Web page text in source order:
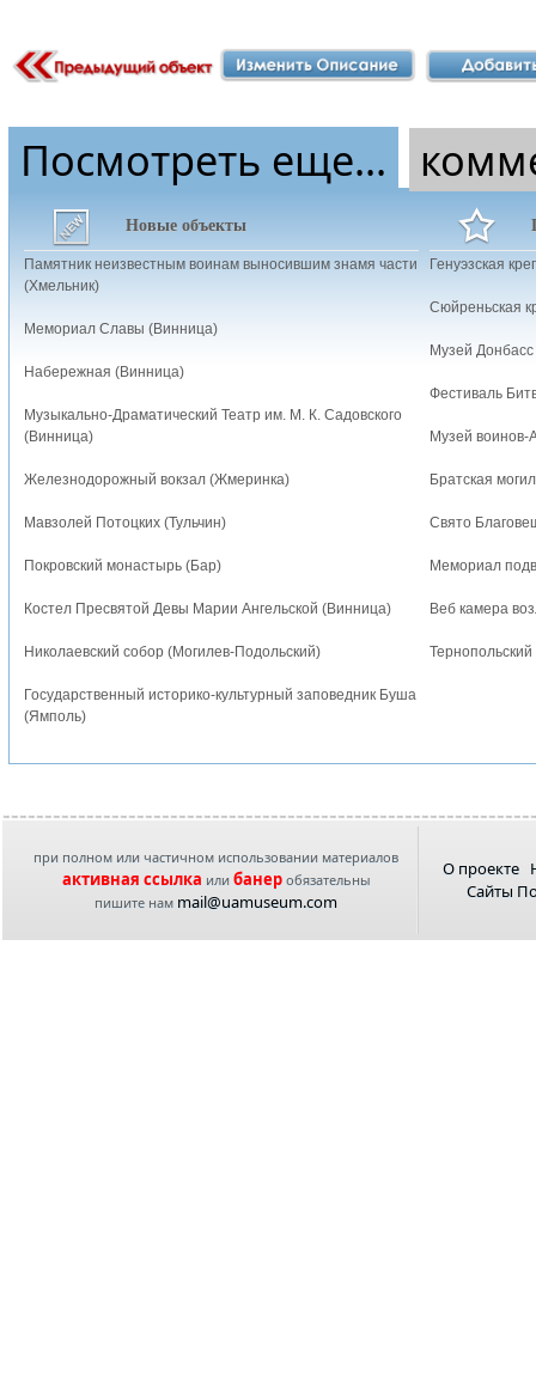
Посмотреть еще...
Новые объекты
Памятник неизвестным воинам выносившим знамя части
(Хмельник)
Мемориал Славы (Винница)
Набережная (Винница)
Музыкально-Драматический Театр им. М. К. Садовского
(Винница)
Железнодорожный вокзал (Жмеринка)
Мавзолей Потоцких (Тульчин)
Покровский монастырь (Бар)
Костел Пресвятой Девы Марии Ангельской (Винница)
Николаевский собор (Могилев-Подольский)
Государственный историко-культурный заповедник Буша
(Ямполь)
Генуэзская
Сюйреньская
Музей
Фестиваль
Музей
Братская
Свято
Мемориал
Веб камера
при полном или частичном использовании материалов
активная ссылка или банеробязательны
пишите нам mail@uamuseum.com
О проекте
Сайты